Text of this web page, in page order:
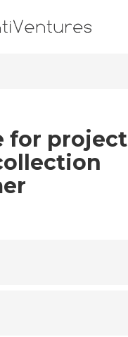
for project